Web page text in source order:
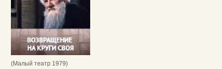
(Малый театр 1979)